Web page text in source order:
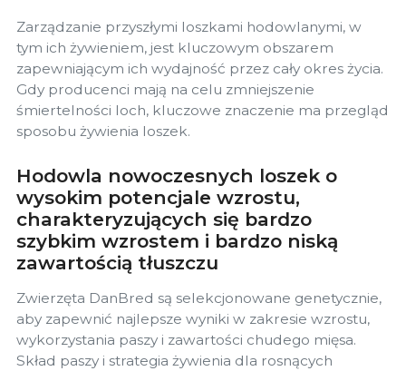
Zarządzanie przyszłymi loszkami hodowlanymi, w
tym ich żywieniem, jest kluczowym obszarem
zapewniającym ich wydajność przez cały okres życia.
Gdy producenci mają na celu zmniejszenie
śmiertelności loch, kluczowe znaczenie ma przegląd
sposobu żywienia loszek.
Hodowla nowoczesnych loszek o
wysokim potencjale wzrostu,
charakteryzujących się bardzo
szybkim wzrostem i bardzo niską
zawartością tłuszczu
Zwierzęta DanBred są selekcjonowane genetycznie,
aby zapewnić najlepsze wyniki w zakresie wzrostu,
wykorzystania paszy i zawartości chudego mięsa.
Skład paszy i strategia żywienia dla rosnących